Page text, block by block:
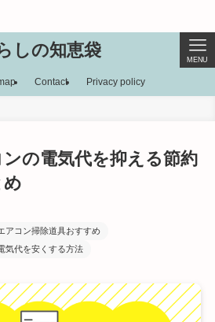
しの知恵袋 MENU
Contact Privacy policy
の電気代を抑える節約
アコン掃除道具おすすめ
気代を安くする方法